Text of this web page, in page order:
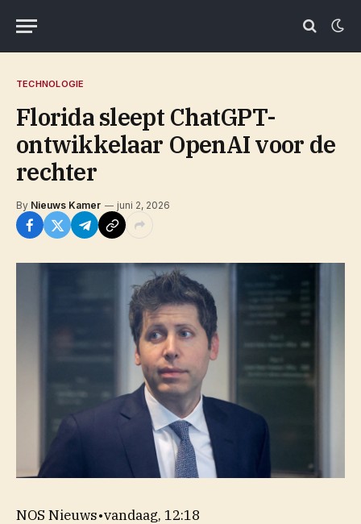
TECHNOLOGIE
Florida sleept ChatGPT-
ontwikkelaar OpenAI voor de
rechter
By Nieuws Kamer juni 2, 2026
NOS Nieuws•vandaag, 12:18